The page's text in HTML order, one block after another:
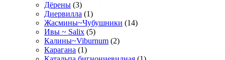
Дёрены (3)
Диервилла (1)
Жасмины~Чубушники (14)
Ивы ~ Salix (5)
Калины~Viburnum (2)
Карагана (1)